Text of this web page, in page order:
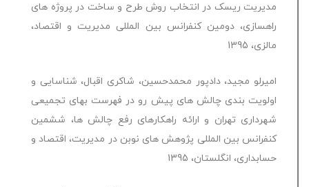
مدیریت ریسک در انتخاب روش طرح و ساخت در پروژه های
راهسازی، دومین کنفرانس بین المللی مدیریت و اقتصاد،
مالزی، 1395
امیرلو مجید، دادپور محمدحسین، شاکری اقبال، شناسایی و
اولویت بندی چالش های پیش رو در فهرست بهای تجمیعی
شهرداری تهران و ارائه راهکارهای رفع چالش ها، ششمین
کنفرانس بین المللی پژوهش های نوبن در مدیریت، اقتصاد و
حسابداری، انگلستان، 1395